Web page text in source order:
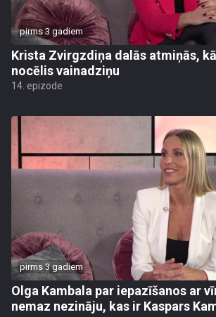
pirms 3 gadiem
Krista Zvirgzdiņa dalās atmiņās,
nocēlis vainadziņu
14. epizode
pirms 3 gadiem
Olga Kambala par iepazīšanos ar
nemaz nezināju, kas ir Kaspars